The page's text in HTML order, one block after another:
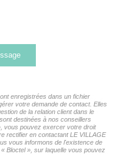
enregistrées dans un fichier
votre demande de contact. Elles
de la relation client dans le
destinées à nos conseillers
vous pouvez exercer votre droit
rectifier en contactant LE VILLAGE
vous informons de l'existence de
Bloctel », sur laquelle vous pouvez